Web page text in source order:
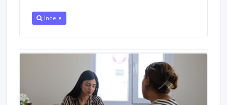
İncele